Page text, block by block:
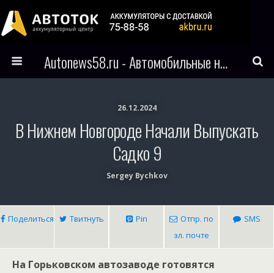
Autonews58.ru - Автомобильные новости Пензы и всего мира
26.12.2024
В Нижнем Новгороде Начали Выпускать
Садко 9
Sergey Bychkov
Поделиться Твитнуть Pin
Отпр. по
эл. почте
SMS
На Горьковском автозаводе готовятся